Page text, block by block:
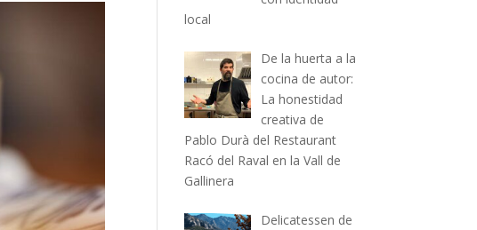
local
De la huerta a la
cocina de autor:
La honestidad
creativa de
Pablo Durà del Restaurant
Racó del Raval en la Vall de
Gallinera
Delicatessen de